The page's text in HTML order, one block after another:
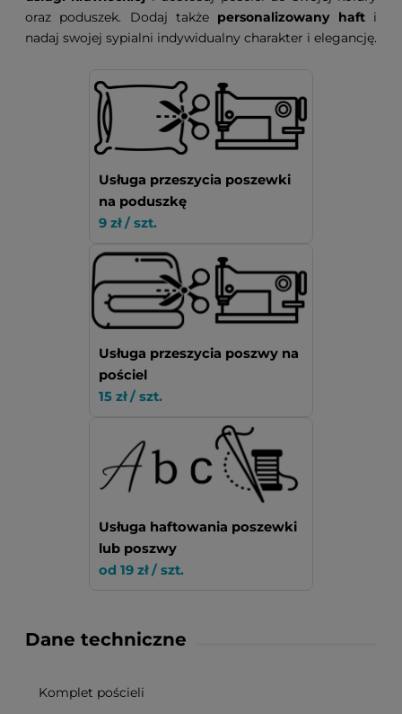
oraz poduszek. Dodaj także personalizowany hafti
nadaj swojej sypialni indywidualny charakter i elegancję.
Usługa przeszycia poszewki
na poduszkę
9 zł / szt.
Usługa przeszycia poszwy na
pościel
15 zł / szt.
Usługa haftowania poszewki
lub poszwy
od 19 zł / szt.
Dane techniczne
Komplet pościeli